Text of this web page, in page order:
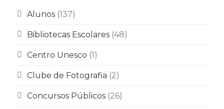
Alunos (137)
Bibliotecas Escolares (48)
Centro Unesco (1)
Clube de Fotografia (2)
Concursos Públicos (26)